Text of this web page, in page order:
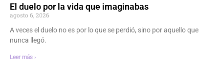
El duelo por la vida que imaginabas
agosto 6, 2026
A veces el duelo no es por lo que se perdió, sino por aquello que
nunca llegó.
Leer más ›